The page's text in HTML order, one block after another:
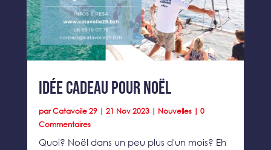
Idée cadeau pour Noël
parCatavoile 29| 21 Nov 2023| Nouvelles| 0
Commentaires
Quoi? Noël dans un peu plus d'un mois? Eh